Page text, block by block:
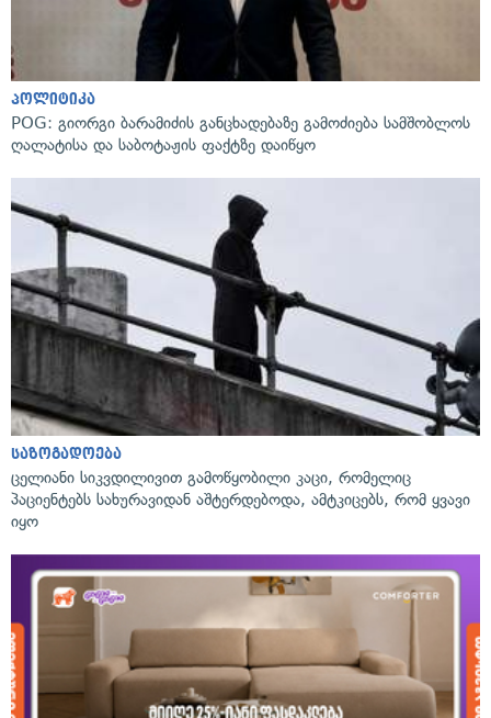
პოლიტიკა
POG: გიორგი ბარამიძის განცხადებაზე გამოძიება სამშობლოს
ღალატისა და საბოტაჟის ფაქტზე დაიწყო
საზოგადოება
ცელიანი სიკვდილივით გამოწყობილი კაცი, რომელიც
პაციენტებს სახურავიდან აშტერდებოდა, ამტკიცებს, რომ ყვავი
იყო